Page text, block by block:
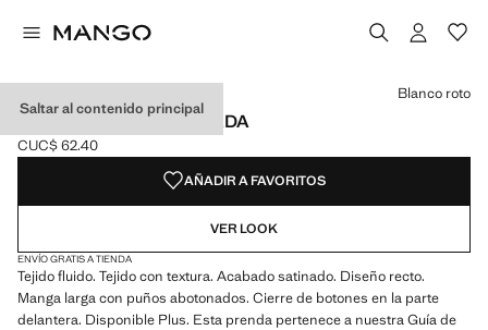
Saltar al contenido principal
CAMISA FLUIDA SATINADA
Precio actual [CUC$ 62.40 ]
CUC$ 62.40
Selecciona un color
Color Esmeralda
Color Negro
Color Blanco roto seleccionado
Color Morado
Blanco roto
AÑADIR A FAVORITOS
VER LOOK
ENVÍO GRATIS A TIENDA
Tejido fluido. Tejido con textura. Acabado satinado. Diseño recto.
Manga larga con puños abotonados. Cierre de botones en la parte
delantera. Disponible Plus. Esta prenda pertenece a nuestra Guía de